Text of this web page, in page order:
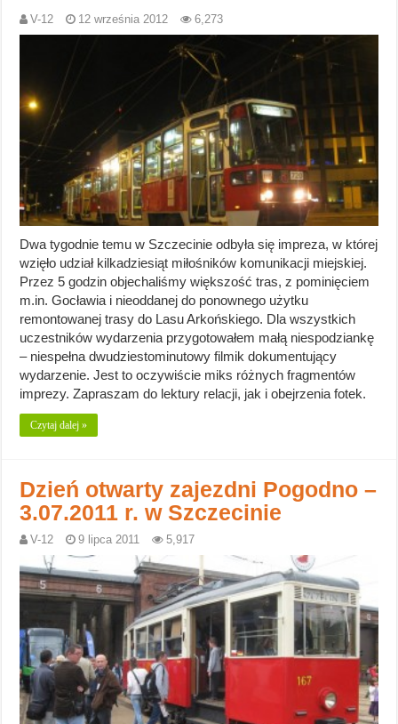
V-12 12 września 2012 6,273
Dwa tygodnie temu w Szczecinie odbyła się impreza, w której
wzięło udział kilkadziesiąt miłośników komunikacji miejskiej.
Przez 5 godzin objechaliśmy większość tras, z pominięciem
m.in. Gocławia i nieoddanej do ponownego użytku
remontowanej trasy do Lasu Arkońskiego. Dla wszystkich
uczestników wydarzenia przygotowałem małą niespodziankę
– niespełna dwudziestominutowy filmik dokumentujący
wydarzenie. Jest to oczywiście miks różnych fragmentów
imprezy. Zapraszam do lektury relacji, jak i obejrzenia fotek.
Czytaj dalej »
Dzień otwarty zajezdni Pogodno –
3.07.2011 r. w Szczecinie
V-12 9 lipca 2011 5,917